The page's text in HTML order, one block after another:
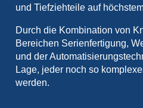
und Tiefziehteile auf
Durch die Kombination von
Bereichen Serienfertigung,
und der
Lage, jeder noch so
werden.